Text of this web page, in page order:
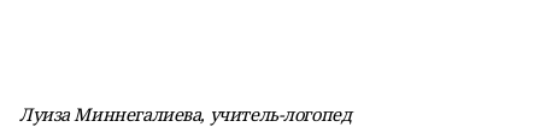
Луиза Миннегалиева, учитель-логопед